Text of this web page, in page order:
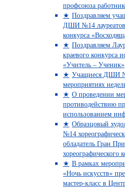
профсоюза
Поздравляем
ДШИ №14
конкурса
Поздравляем
краевого конкурса
«Учитель – Ученик»
Учащиеся ДШИ
мероприятиях
О проведении
противодействию
использованием
Образцовый
№14
обладатель Гран
хореографического
В рамках
«Ночь искусств»
мастер-класс в